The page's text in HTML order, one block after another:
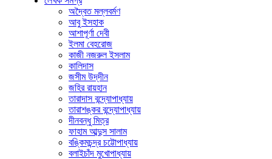
অদ্বৈত মল্লবর্মণ
আবু ইসহাক
আশাপূর্ণা দেবী
ইলমা বেহরোজ
কাজী নজরুল ইসলাম
কালিদাস
জসীম উদ্‌দীন
জহির রায়হান
তারাদাস বন্দ্যোপাধ্যায়
তারাশঙ্কর বন্দ্যোপাধ্যায়
দীনবন্ধু মিত্র
ফাহাম আব্দুস সালাম
বঙ্কিমচন্দ্র চট্টোপাধ্যায়
বলাইচাঁদ মুখোপাধ্যায়